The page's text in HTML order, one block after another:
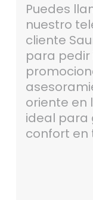
Puedes
nuestro
cliente
para pedir
oriente en
ideal para
confort en